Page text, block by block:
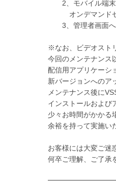
2、モバイル端末
オンデマンドセミ
3、管理者画面へ
※なお、ビデオスト
今回のメンテナンス
配信用アプリケーシ
新バージョンへのア
メンテナンス後に
インストールおよび
少々お時間がかかる
余裕を持って実施い
お客様には大変ご迷
何卒ご理解、ご了承